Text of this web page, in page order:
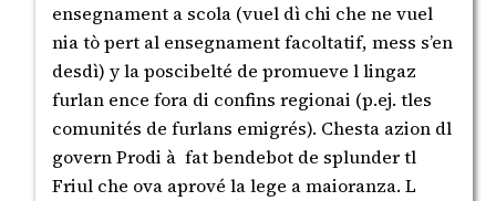
ensegnament a scola (vuel dì chi che ne vuel
nia tò pert al ensegnament facoltatif, mess s’en
desdì) y la poscibelté de promueve l lingaz
furlan ence fora di confins regionai (p.ej. tles
comunités de furlans emigrés). Chesta azion dl
govern Prodi à fat bendebot de splunder tl
Friul che ova aprové la lege a maioranza. L